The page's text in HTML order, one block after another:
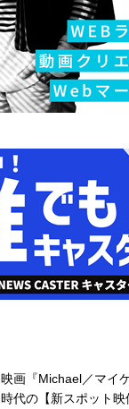
映画『Michael／マイ
時代の【新スポット映